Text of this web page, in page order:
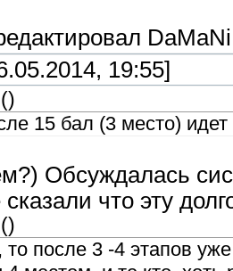
DaMaNi
19:55]
()
15 бал (3 место)
Обсуждалась
сказали что эту
()
то после 3 -4 этапов